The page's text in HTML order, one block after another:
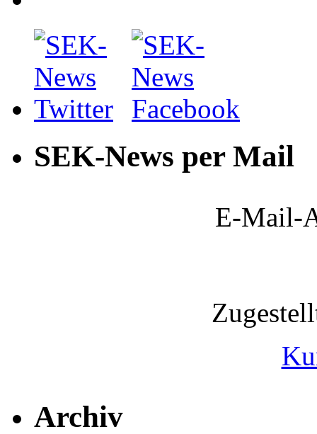
SEK-News per Mail
E-Mail-
Archiv